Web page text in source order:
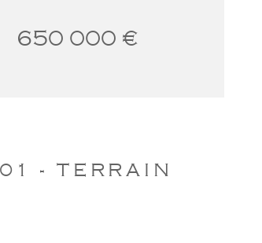
650 000 €
- TERRAIN